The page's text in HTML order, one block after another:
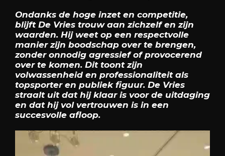
Ondanks de hoge inzet en competitie,
blijft De Vries trouw aan zichzelf en zijn
waarden. Hij weet op een respectvolle
manier zijn boodschap over te brengen,
zonder onnodig agressief of provocerend
over te komen. Dit toont zijn
volwassenheid en professionaliteit als
topsporter en publiek figuur. De Vries
straalt uit dat hij klaar is voor de uitdaging
en dat hij vol vertrouwen is in een
succesvolle afloop.
Videospeler